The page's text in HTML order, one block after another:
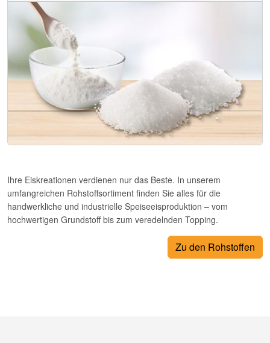
Ihre Eiskreationen verdienen nur das Beste. In unserem
umfangreichen Rohstoffsortiment finden Sie alles für die
handwerkliche und industrielle Speiseeisproduktion – vom
hochwertigen Grundstoff bis zum veredelnden Topping.
Zu den Rohstoffen